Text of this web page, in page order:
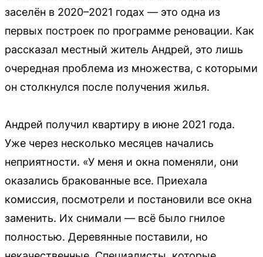
заселён в 2020–2021 годах — это одна из
первых построек по программе реновации. Как
рассказал местный житель Андрей, это лишь
очередная проблема из множества, с которыми
он столкнулся после получения жилья.
Андрей получил квартиру в июне 2021 года.
Уже через несколько месяцев начались
неприятности. «У меня и окна поменяли, они
оказались бракованные все. Приехала
комиссия, посмотрели и постановили все окна
заменить. Их снимали — всё было гнилое
полностью. Деревянные поставили, но